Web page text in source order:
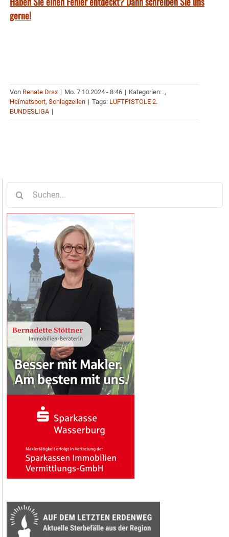
gerne!
Von Renate Drax | Mo. 7.10.2024 - 8:46 | Kategorien: .,
Heimatsport, Schlagzeilen | Tags: LUFTPISTOLE 2.
BUNDESLIGA |
nach: